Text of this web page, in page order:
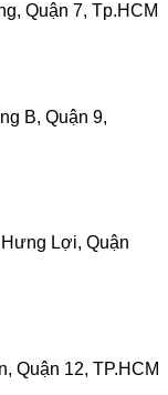
Quận 7, Tp.HCM
B, Quận 9,
Lợi, Quận
Quận 12, TP.HCM